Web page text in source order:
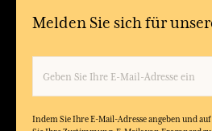
Melden Sie sich für
Indem Sie Ihre E-Mail-Adresse angeben und